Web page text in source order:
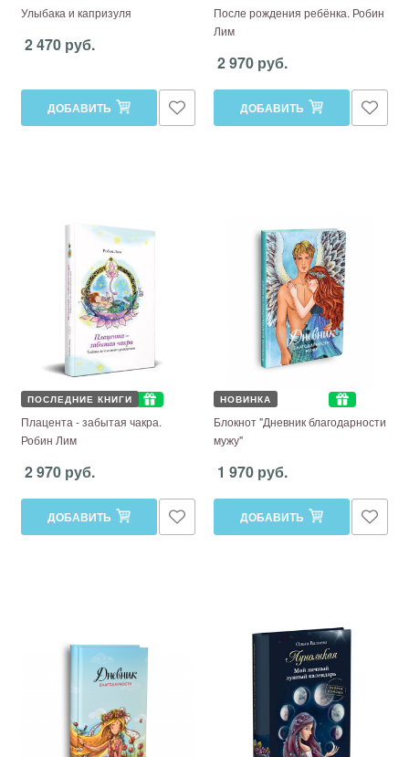
Улыбака и капризуля
2 470 руб.
ДОБАВИТЬ
После рождения ребёнка. Робин
Лим
2 970 руб.
ДОБАВИТЬ
ПОСЛЕДНИЕ КНИГИ
Плацента - забытая чакра.
Робин Лим
2 970 руб.
ДОБАВИТЬ
НОВИНКА
Блокнот "Дневник благодарности
мужу"
1 970 руб.
ДОБАВИТЬ